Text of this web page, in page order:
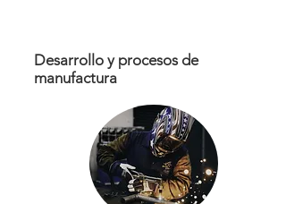
Desarrollo y procesos de
manufactura